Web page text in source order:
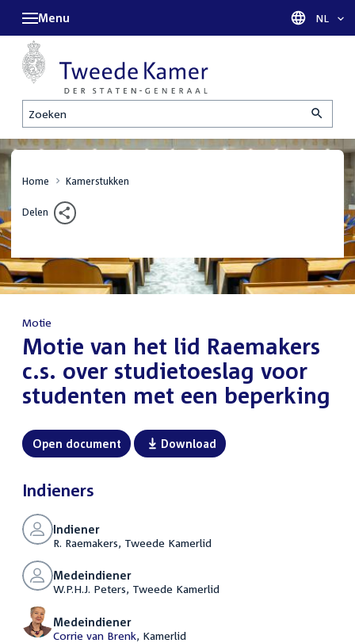
Zoeken
Menu Taal
NL
Home Kamerstukken
Delen
Motie
:Motie van het lid Raemakers
c.s. over studietoeslag voor
studenten met een beperking
Open document Download
Indieners
Indiener
R. Raemakers, Tweede Kamerlid
Medeindiener
W.P.H.J. Peters, Tweede Kamerlid
Medeindiener
Corrie van Brenk, Kamerlid